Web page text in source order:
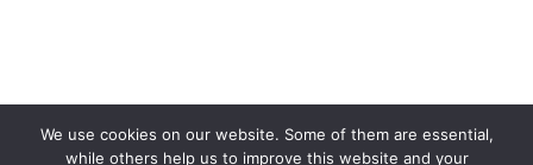
Copyright 2021 | Desenvolvido por Airton Toyansk
We use cookies on our website. Some of them are essential,
while others help us to improve this website and your